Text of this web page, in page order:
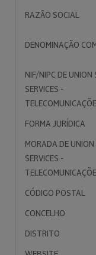
RAZÃO SOCIAL
DENOMINAÇÃO
NIF/NIPC DE UNION
SERVICES -
FORMA JURÍDICA
MORADA DE
SERVICES -
CÓDIGO POSTAL
CONCELHO
DISTRITO